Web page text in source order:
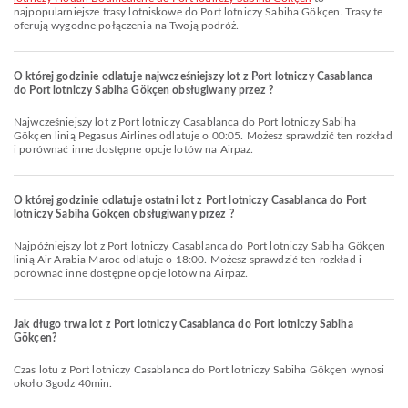
najpopularniejsze trasy lotniskowe do Port lotniczy Sabiha Gökçen. Trasy te
oferują wygodne połączenia na Twoją podróż.
O której godzinie odlatuje najwcześniejszy lot z Port lotniczy Casablanca
do Port lotniczy Sabiha Gökçen obsługiwany przez ?
Najwcześniejszy lot z Port lotniczy Casablanca do Port lotniczy Sabiha
Gökçen linią Pegasus Airlines odlatuje o 00:05. Możesz sprawdzić ten rozkład
i porównać inne dostępne opcje lotów na Airpaz.
O której godzinie odlatuje ostatni lot z Port lotniczy Casablanca do Port
lotniczy Sabiha Gökçen obsługiwany przez ?
Najpóźniejszy lot z Port lotniczy Casablanca do Port lotniczy Sabiha Gökçen
linią Air Arabia Maroc odlatuje o 18:00. Możesz sprawdzić ten rozkład i
porównać inne dostępne opcje lotów na Airpaz.
Jak długo trwa lot z Port lotniczy Casablanca do Port lotniczy Sabiha
Gökçen?
Czas lotu z Port lotniczy Casablanca do Port lotniczy Sabiha Gökçen wynosi
około 3godz 40min.